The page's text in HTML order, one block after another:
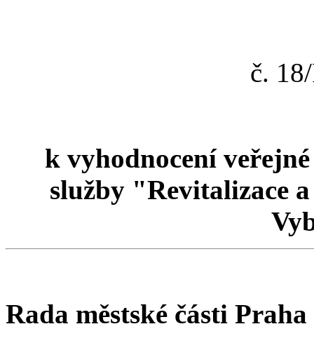
č.
k vyhodnocení
služby "Revitalizace
Rada městské části Praha